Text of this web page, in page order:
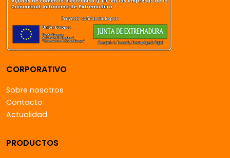
CORPORATIVO
Sobre nosotros
Contacto
Actualidad
PRODUCTOS